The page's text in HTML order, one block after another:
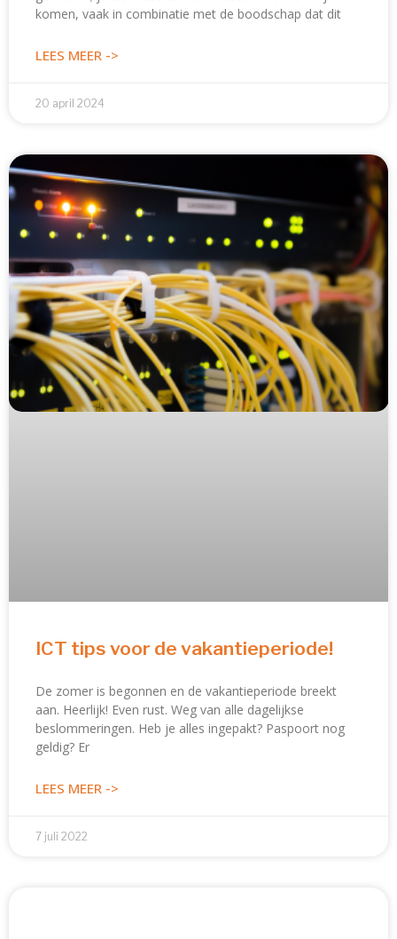
komen, vaak in combinatie met de boodschap dat dit
LEES MEER ->
20 april 2024
ICT tips voor de vakantieperiode!
De zomer is begonnen en de vakantieperiode breekt
aan. Heerlijk! Even rust. Weg van alle dagelijkse
beslommeringen. Heb je alles ingepakt? Paspoort nog
geldig? Er
LEES MEER ->
7 juli 2022